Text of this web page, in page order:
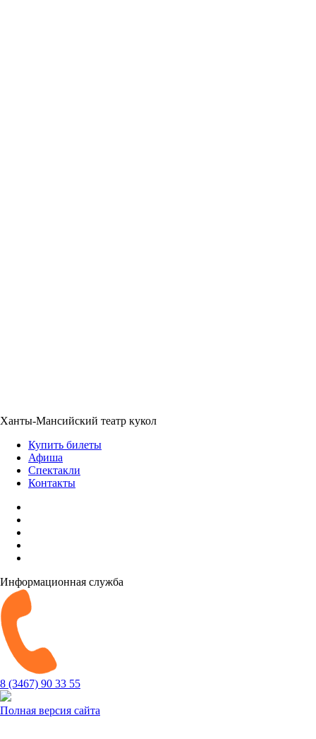
Ханты-Мансийский театр кукол
Купить билеты
Афиша
Спектакли
Контакты
Информационная служба
8 (3467) 90 33 55
Полная версия сайта